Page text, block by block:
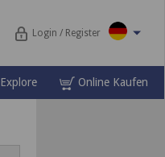
Login / Register
Explore Online Kaufen